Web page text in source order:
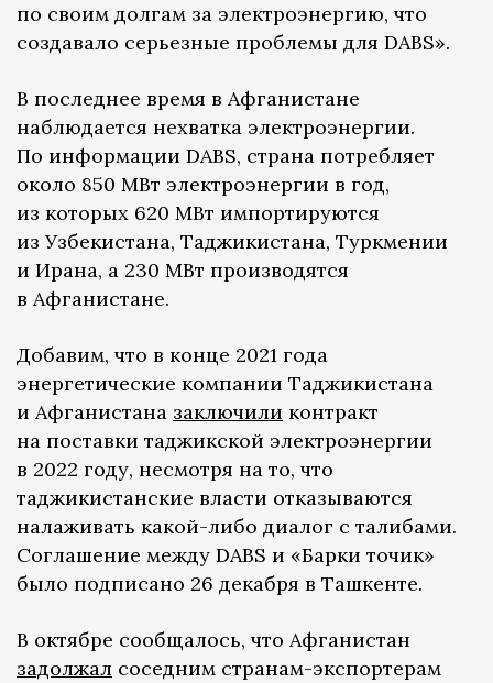
по своим долгам за электроэнергию, что
создавало серьезные проблемы для DABS».
В последнее время в Афганистане
наблюдается нехватка электроэнергии.
По информации DABS, страна потребляет
около 850 МВт электроэнергии в год,
из которых 620 МВт импортируются
из Узбекистана, Таджикистана, Туркмении
и Ирана, а 230 МВт производятся
в Афганистане.
Добавим, что в конце 2021 года
энергетические компании Таджикистана
и Афганистана заключили контракт
на поставки таджикской электроэнергии
в 2022 году, несмотря на то, что
таджикистанские власти отказываются
налаживать какой-либо диалог с талибами.
Соглашение между DABS и «Барки точик»
было подписано 26 декабря в Ташкенте.
В октябре сообщалось, что Афганистан
задолжал соседним странам-экспортерам